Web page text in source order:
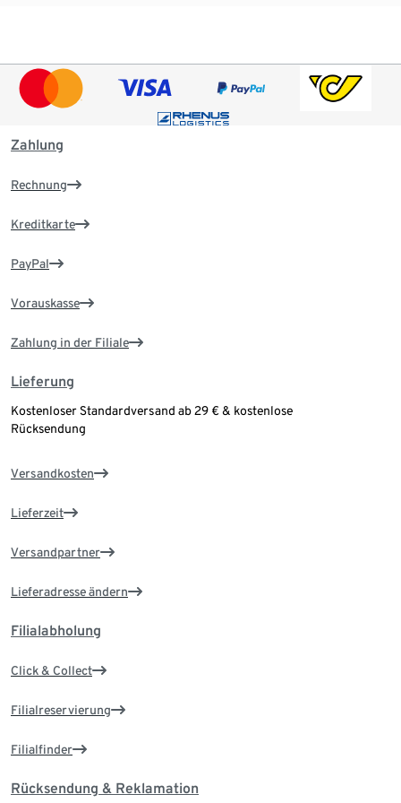
Zahlung
Rechnung
Kreditkarte
PayPal
Vorauskasse
Zahlung in der Filiale
Lieferung
Kostenloser Standardversand ab 29 € & kostenlose
Rücksendung
Versandkosten
Lieferzeit
Versandpartner
Lieferadresse ändern
Filialabholung
Click & Collect
Filialreservierung
Filialfinder
Rücksendung & Reklamation